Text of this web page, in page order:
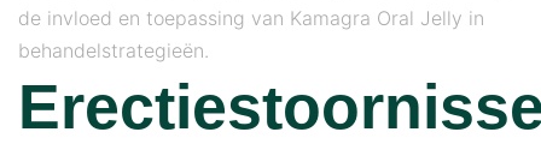
de invloed en toepassing van Kamagra Oral Jelly in
behandelstrategieën.